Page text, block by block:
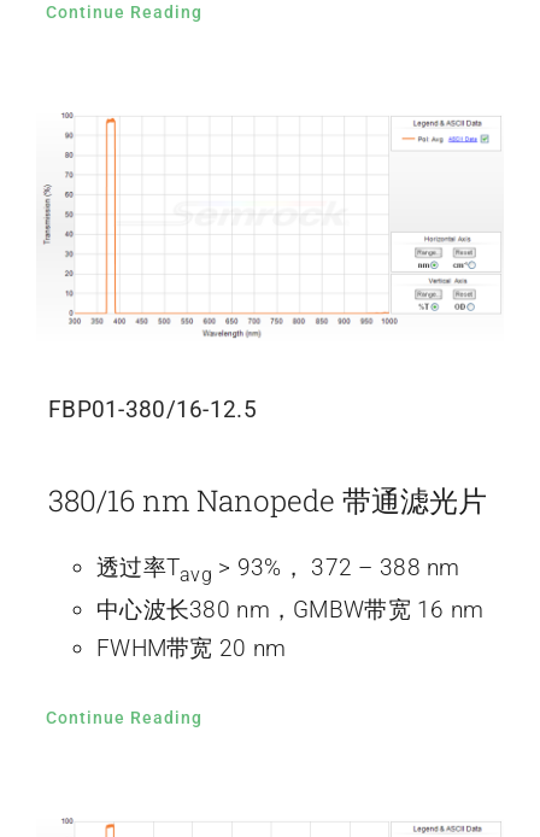
Continue Reading
FBP01-380/16-12.5
380/16 nm Nanopede 带通滤光片
透过率Tavg > 93%， 372 – 388 nm
中心波长380 nm，GMBW带宽 16 nm
FWHM带宽 20 nm
Continue Reading